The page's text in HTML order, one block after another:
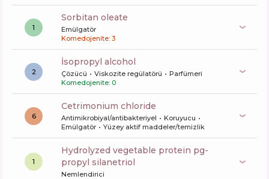
1
sorbitan oleate
Emülgatör
Komedojenite: 3
2
isopropyl alcohol
Çözücü Viskozite regülatörü
Parfümeri
Komedojenite: 0
6
cetrimonium chloride
Antimikrobiyal/antibakteriyel
Koruyucu
Emülgatör
Yüzey aktif maddeler/temizlik
1
hydrolyzed vegetable protein pg-
propyl silanetriol
Nemlendirici